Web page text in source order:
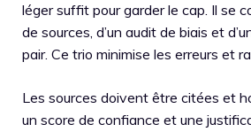
léger suffit pour garder le cap. Il se
de sources, d’un audit de biais et
pair. Ce trio minimise les erreurs et
Les sources doivent être citées et
un score de confiance et une